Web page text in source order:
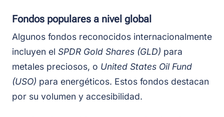
Fondos populares a nivel global
Algunos fondos reconocidos internacionalmente
incluyen el SPDR Gold Shares (GLD) para
metales preciosos, o United States Oil Fund
(USO) para energéticos. Estos fondos destacan
por su volumen y accesibilidad.